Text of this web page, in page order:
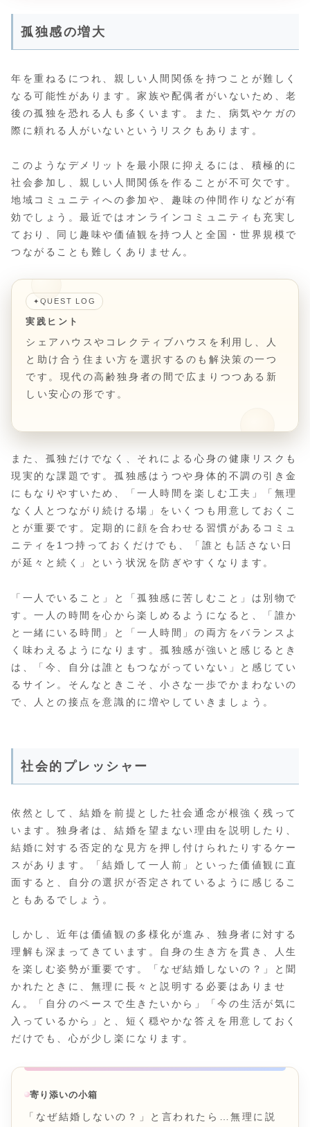
孤独感の増大
年を重ねるにつれ、親しい人間関係を持つことが難しく
なる可能性があります。家族や配偶者がいないため、老
後の孤独を恐れる人も多くいます。また、病気やケガの
際に頼れる人がいないというリスクもあります。
このようなデメリットを最小限に抑えるには、積極的に
社会参加し、親しい人間関係を作ることが不可欠です。
地域コミュニティへの参加や、趣味の仲間作りなどが有
効でしょう。最近ではオンラインコミュニティも充実し
ており、同じ趣味や価値観を持つ人と全国・世界規模で
つながることも難しくありません。
✦ QUEST LOG
実践ヒント
シェアハウスやコレクティブハウスを利用し、人
と助け合う住まい方を選択するのも解決策の一つ
です。現代の高齢独身者の間で広まりつつある新
しい安心の形です。
また、孤独だけでなく、それによる心身の健康リスクも
現実的な課題です。孤独感はうつや身体的不調の引き金
にもなりやすいため、「一人時間を楽しむ工夫」「無理
なく人とつながり続ける場」をいくつも用意しておくこ
とが重要です。定期的に顔を合わせる習慣があるコミュ
ニティを1つ持っておくだけでも、「誰とも話さない日
が延々と続く」という状況を防ぎやすくなります。
「一人でいること」と「孤独感に苦しむこと」は別物で
す。一人の時間を心から楽しめるようになると、「誰か
と一緒にいる時間」と「一人時間」の両方をバランスよ
く味わえるようになります。孤独感が強いと感じるとき
は、「今、自分は誰ともつながっていない」と感じてい
るサイン。そんなときこそ、小さな一歩でかまわないの
で、人との接点を意識的に増やしていきましょう。
社会的プレッシャー
依然として、結婚を前提とした社会通念が根強く残って
います。独身者は、結婚を望まない理由を説明したり、
結婚に対する否定的な見方を押し付けられたりするケー
スがあります。「結婚して一人前」といった価値観に直
面すると、自分の選択が否定されているように感じるこ
ともあるでしょう。
しかし、近年は価値観の多様化が進み、独身者に対する
理解も深まってきています。自身の生き方を貫き、人生
を楽しむ姿勢が重要です。「なぜ結婚しないの？」と聞
かれたときに、無理に長々と説明する必要はありませ
ん。「自分のペースで生きたいから」「今の生活が気に
入っているから」と、短く穏やかな答えを用意しておく
だけでも、心が少し楽になります。
寄り添いの小箱
「なぜ結婚しないの？」と言われたら…無理に説